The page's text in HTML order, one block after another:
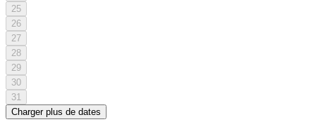
25
26
27
28
29
30
31
Charger plus de dates